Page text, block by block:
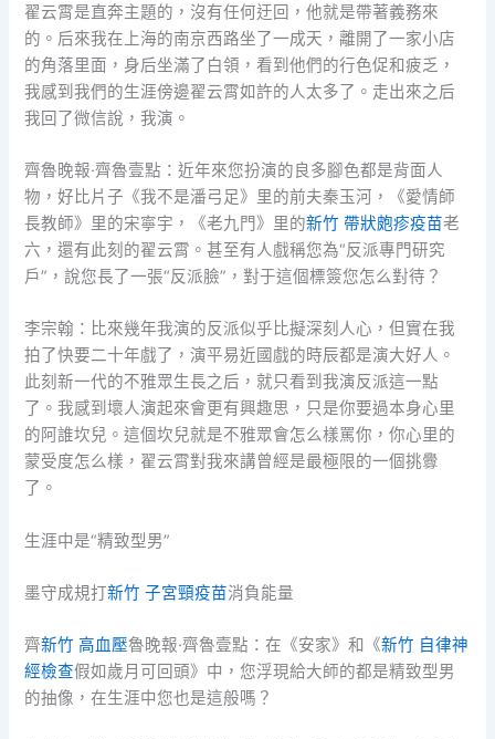
翟云霄是直奔主題的，沒有任何迂回，他就是帶著義務來
的。后來我在上海的南京西路坐了一成天，離開了一家小店
的角落里面，身后坐滿了白領，看到他們的行色促和疲乏，
我感到我們的生涯傍邊翟云霄如許的人太多了。走出來之后
我回了微信說，我演。
齊魯晚報·齊魯壹點：近年來您扮演的良多腳色都是背面人
物，好比片子《我不是潘弓足》里的前夫秦玉河，《愛情師
長教師》里的宋寧宇，《老九門》里的新竹 帶狀皰疹疫苗老
六，還有此刻的翟云霄。甚至有人戲稱您為“反派專門研究
戶”，說您長了一張“反派臉”，對于這個標簽您怎么對待？
李宗翰：比來幾年我演的反派似乎比擬深刻人心，但實在我
拍了快要二十年戲了，演平易近國戲的時辰都是演大好人。
此刻新一代的不雅眾生長之后，就只看到我演反派這一點
了。我感到壞人演起來會更有興趣思，只是你要過本身心里
的阿誰坎兒。這個坎兒就是不雅眾會怎么樣罵你，你心里的
蒙受度怎么樣，翟云霄對我來講曾經是最極限的一個挑釁
了。
生涯中是“精致型男”
墨守成規打新竹 子宮頸疫苗消負能量
齊新竹 高血壓魯晚報·齊魯壹點：在《安家》和《新竹 自律神
經檢查假如歲月可回頭》中，您浮現給大師的都是精致型男
的抽像，在生涯中您也是這般嗎？